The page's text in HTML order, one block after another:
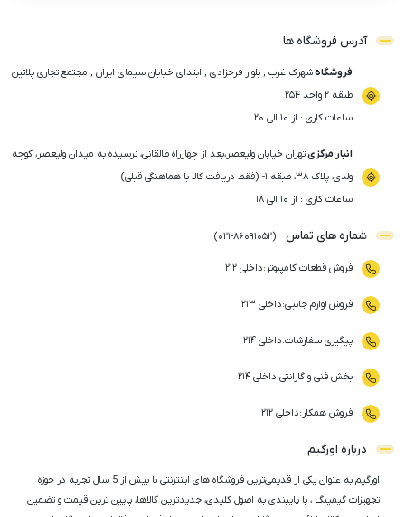
آدرس فروشگاه ها
فروشگاهشهرک غرب , بلوار فرحزادی , ابتدای خیابان سیمای ایران , مجتمع تجاری پلاتین
طبقه ۲ واحد ۲۵۴
ساعات کاری : از ۱۰ الی ۲۰
انبار مرکزیتهران خیابان ولیعصر،بعد از چهارراه طالقانی، نرسیده به میدان ولیعصر، کوچه
ولدی، پلاک ۳۸، طبقه ۱- (فقط دریافت کالا با هماهنگی قبلی)
ساعات کاری : از ۱۰ الی ۱۸
شماره های تماس (
021-86091052
)
فروش قطعات کامپیوتر :داخلی ۲۱۲
فروش لوازم جانبی:داخلی ۲۱۳
پیگیری سفارشات:داخلی ۲۱۴
بخش فنی و گارانتی:داخلی ۲۱۴
فروش همکار :داخلی ۲۱۲
درباره اورگیم
اورگیم به عنوان یکی از قدیمی‌ترین فروشگاه های اینترنتی با بیش از 5 سال تجربه در حوزه
تجهیزات گیمینگ ، با پایبندی به اصول کلیدی، جدیدترین کالاها، پایین ترین قیمت و تضمین